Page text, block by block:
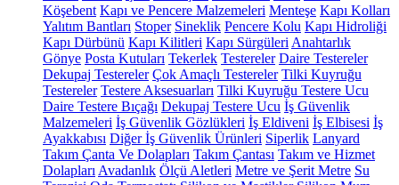
Köşebent Kapı ve Pencere Malzemeleri Menteşe Kapı Kolları
Yalıtım Bantları Stoper Sineklik Pencere Kolu Kapı Hidroliği
Kapı Dürbünü Kapı Kilitleri Kapı Sürgüleri Anahtarlık
Gönye Posta Kutuları Tekerlek Testereler Daire Testereler
Dekupaj Testereler Çok Amaçlı Testereler Tilki Kuyruğu
Testereler Testere Aksesuarları Tilki Kuyruğu Testere Ucu
Daire Testere Bıçağı Dekupaj Testere Ucu İş Güvenlik
Malzemeleri İş Güvenlik Gözlükleri İş Eldiveni İş Elbisesi İş
Ayakkabısı Diğer İş Güvenlik Ürünleri Siperlik Lanyard
Takım Çanta Ve Dolapları Takım Çantası Takım ve Hizmet
Dolapları Avadanlık Ölçü Aletleri Metre ve Şerit Metre Su